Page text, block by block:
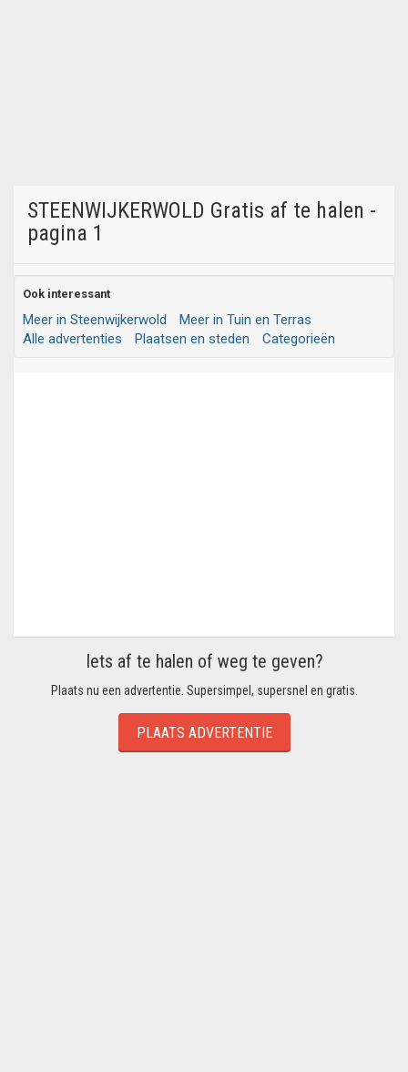
STEENWIJKERWOLD Gratis af te halen -
pagina 1
Ook interessant
Meer in Steenwijkerwold
Meer in Tuin en Terras
Alle advertenties
Plaatsen en steden Categorieën
Iets af te halen of weg te geven?
Plaats nu een advertentie. Supersimpel, supersnel en gratis.
PLAATS ADVERTENTIE